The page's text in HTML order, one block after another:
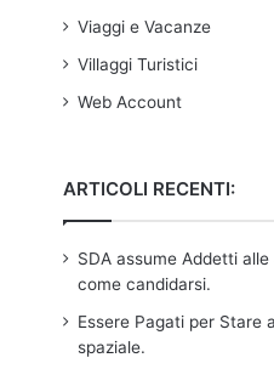
Viaggi e Vacanze
Villaggi Turistici
Web Account
ARTICOLI RECENTI:
SDA assume Addetti
come candidarsi.
Essere Pagati per Stare
spaziale.